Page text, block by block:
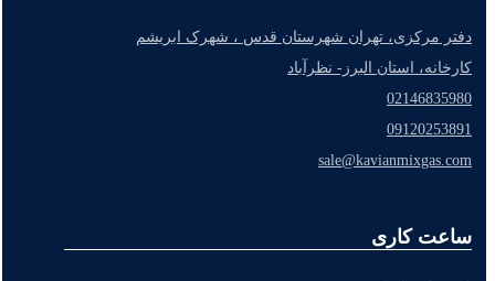
دفتر مرکزی، تهران شهرستان قدس ، شهرک ابریشم
کارخانه، استان البرز- نظرآباد
02146835980
09120253891
sale@kavianmixgas.com
ساعت کاری